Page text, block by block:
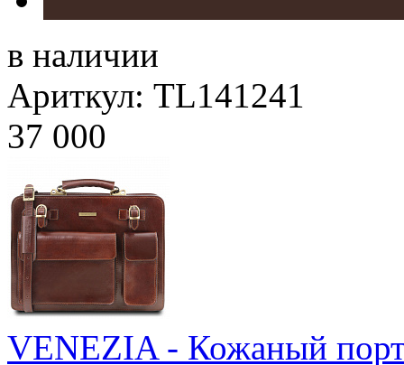
в наличии
Ариткул: TL141241
37 000
VENEZIA - Кожаный